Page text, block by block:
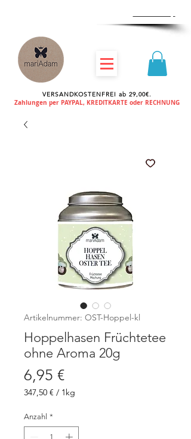
VERSANDKOSTENFREI ab 29,00€.
Zahlungen per PAYPAL, KREDITKARTE oder RECHNUNG
Artikelnummer: OST-Hoppel-kl
Hoppelhasen Früchtetee
ohne Aroma 20g
6,95 €Preis
347,50 € / 1kg
pro
1
Kilogramm
Anzahl *